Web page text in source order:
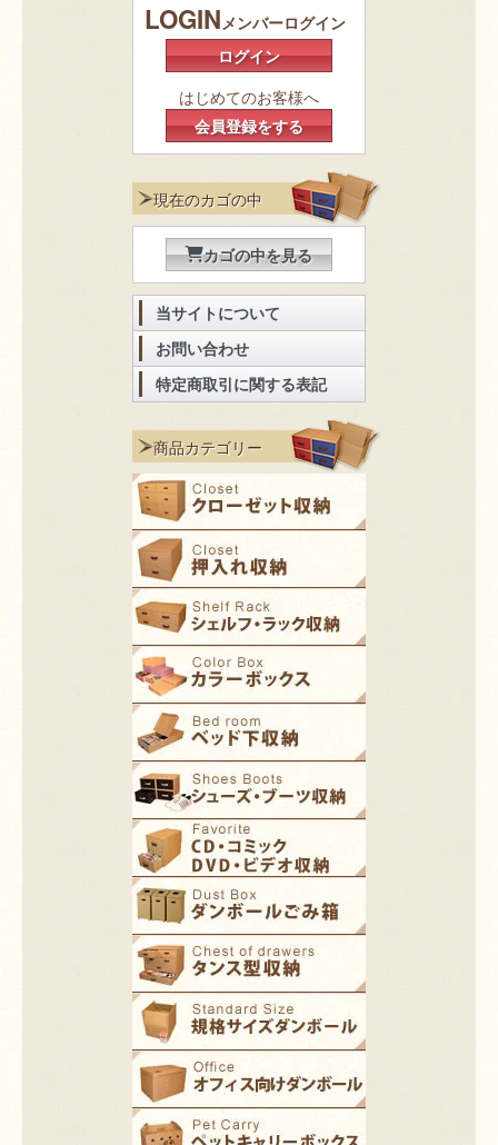
LOGINメンバーログイン
ログイン
はじめてのお客様へ
会員登録をする
現在のカゴの中
カゴの中を見る
当サイトについて
お問い合わせ
特定商取引に関する表記
商品カテゴリー